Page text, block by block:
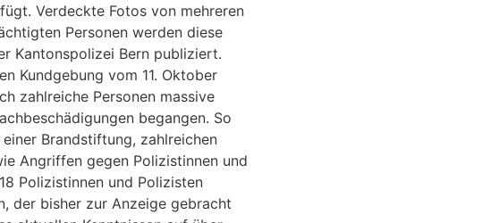
Verdeckte Fotos von mehreren
Personen werden diese
Kantonspolizei Bern publiziert.
Kundgebung vom 11. Oktober
zahlreiche Personen massive
begangen. So
Brandstiftung, zahlreichen
Angriffen gegen Polizistinnen und
Polizistinnen und Polizisten
der bisher zur Anzeige gebracht